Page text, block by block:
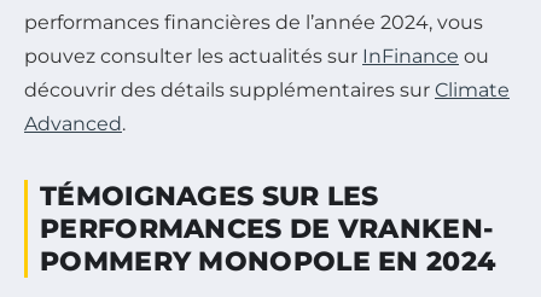
performances financières de l’année 2024, vous
pouvez consulter les actualités sur InFinance ou
découvrir des détails supplémentaires sur Climate
Advanced.
TÉMOIGNAGES SUR LES
PERFORMANCES DE VRANKEN-
POMMERY MONOPOLE EN 2024